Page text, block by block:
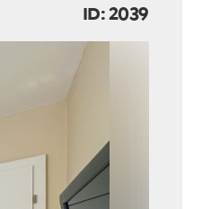
ID: 2039